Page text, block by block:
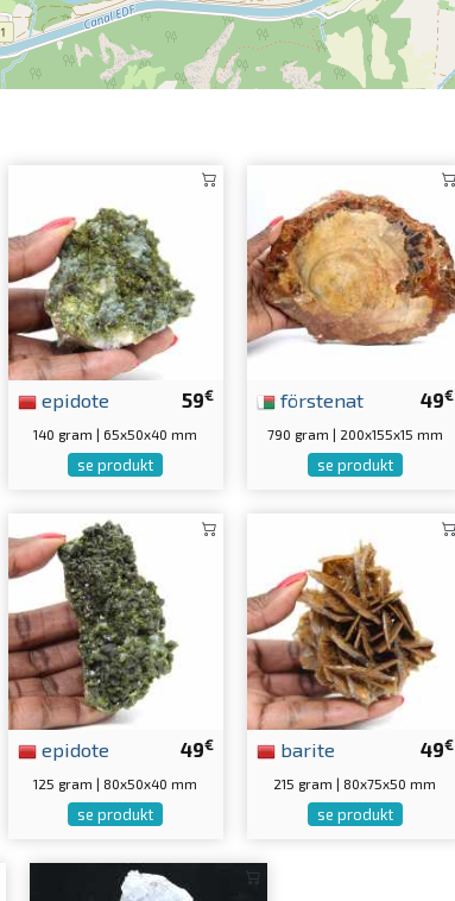
59€
epidote
140 gram | 65x50x40 mm
se produkt
49€
förstenat
790 gram | 200x155x15 mm
se produkt
49€
epidote
125 gram | 80x50x40 mm
se produkt
49€
barite
215 gram | 80x75x50 mm
se produkt